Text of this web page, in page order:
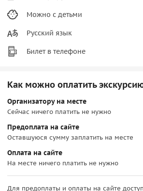
Можно с детьми
Русский язык
Билет в телефоне
Как можно оплатить
Организатору на месте
Сейчас ничего платить не нужно
Предоплата на сайте
Оставшуюся сумму заплатить на месте
Оплата на сайте
На месте ничего платить не нужно
Для предоплаты и оплаты на сайте